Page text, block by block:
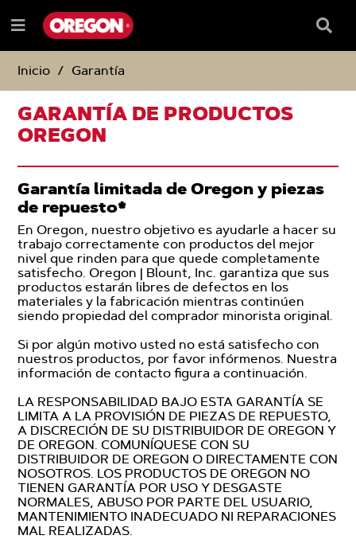
AL
CONTENIDO
AL
DE
NAVEGACIÓN
Menú
de
Inicio
Garantía
GARANTÍA DE PRODUCTOS
OREGON
Garantía limitada de Oregon y piezas
de repuesto*
En Oregon, nuestro objetivo es ayudarle a hacer su
trabajo correctamente con productos del mejor
nivel que rinden para que quede completamente
satisfecho. Oregon | Blount, Inc. garantiza que sus
productos estarán libres de defectos en los
materiales y la fabricación mientras continúen
siendo propiedad del comprador minorista original.
Si por algún motivo usted no está satisfecho con
nuestros productos, por favor infórmenos. Nuestra
información de contacto figura a continuación.
LA RESPONSABILIDAD BAJO ESTA GARANTÍA SE
LIMITA A LA PROVISIÓN DE PIEZAS DE REPUESTO,
A DISCRECIÓN DE SU DISTRIBUIDOR DE OREGON Y
DE OREGON. COMUNÍQUESE CON SU
DISTRIBUIDOR DE OREGON O DIRECTAMENTE CON
NOSOTROS. LOS PRODUCTOS DE OREGON NO
TIENEN GARANTÍA POR USO Y DESGASTE
NORMALES, ABUSO POR PARTE DEL USUARIO,
MANTENIMIENTO INADECUADO NI REPARACIONES
MAL REALIZADAS.